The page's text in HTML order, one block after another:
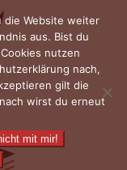
die Website weiter
aus. Bist du
nutzen
nach,
gilt die
wirst du erneut
mit mir!